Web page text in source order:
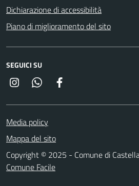
Dichiarazione di accessibilità
Piano di miglioramento del sito
SEGUICI SU
InstagramWhatsapp
Media policy
Mappa del sito
Copyright © 2025 - Comune di
Comune Facile